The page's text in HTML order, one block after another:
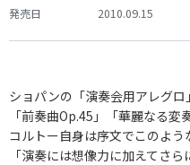
発売日
2010.09.15
ショパンの「演奏会用アレグロ
「前奏曲Op.45」「華麗なる変
コルトー自身は序文でこのよう
「演奏には想像力に加えてさ